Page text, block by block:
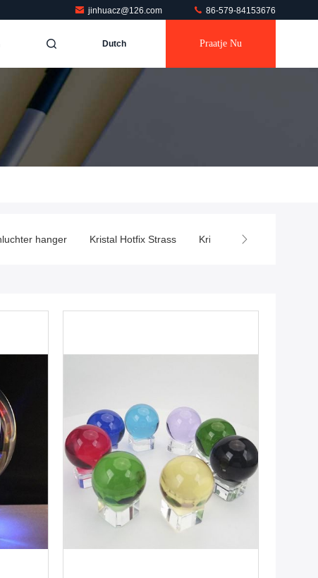
jinhuacz@126.com 86-579-84153676
Dutch Praatje Nu
hanger Kristal Hotfix Strass Kristallen Geschenken